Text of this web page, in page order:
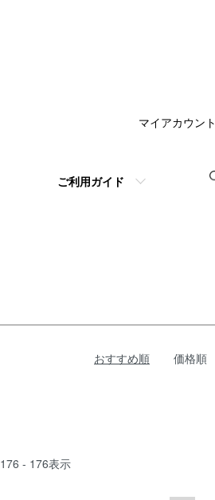
ご利用ガイド
マイアカウント
おすすめ順 価格順
176 - 176表示